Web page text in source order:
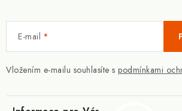
E-mail
Vložením e-mailu souhlasíte s podmínkami